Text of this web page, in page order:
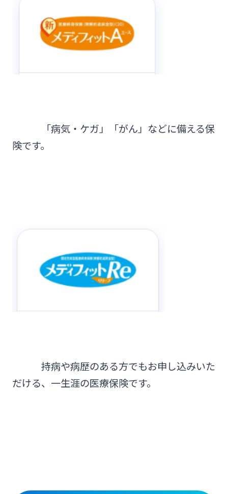
「病気・ケガ」「がん」などに備える保
険です。
持病や病歴のある方でもお申し込みいた
だける、一生涯の医療保険です。